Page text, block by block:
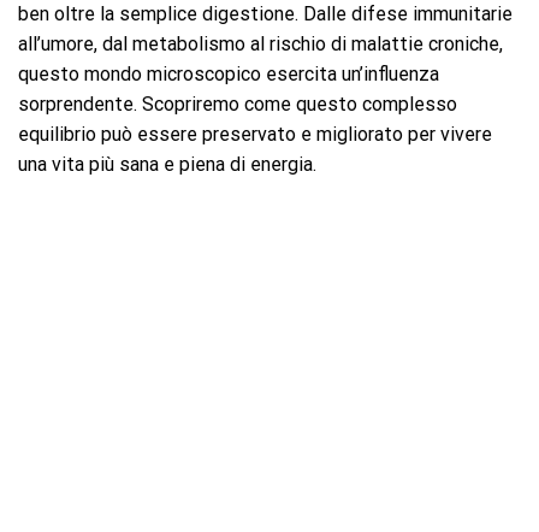
ben oltre la semplice digestione. Dalle difese immunitarie
all’umore, dal metabolismo al rischio di malattie croniche,
questo mondo microscopico esercita un’influenza
sorprendente. Scopriremo come questo complesso
equilibrio può essere preservato e migliorato per vivere
una vita più sana e piena di energia.